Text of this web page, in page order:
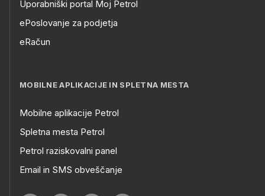
Uporabniški portal Moj Petrol
ePoslovanje za podjetja
eRačun
MOBILNE APLIKACIJE IN SPLETNA MESTA
Mobilne aplikacije Petrol
Spletna mesta Petrol
Petrol raziskovalni panel
Email in SMS obveščanje